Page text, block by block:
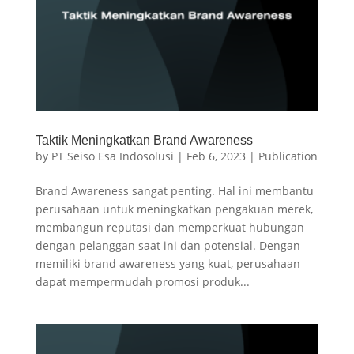
Taktik Meningkatkan Brand Awareness
by PT Seiso Esa Indosolusi | Feb 6, 2023 | Publication
Brand Awareness sangat penting. Hal ini membantu
perusahaan untuk meningkatkan pengakuan merek,
membangun reputasi dan memperkuat hubungan
dengan pelanggan saat ini dan potensial. Dengan
memiliki brand awareness yang kuat, perusahaan
dapat mempermudah promosi produk...